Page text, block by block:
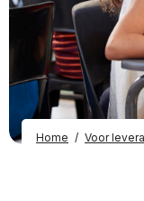
Home / Voor